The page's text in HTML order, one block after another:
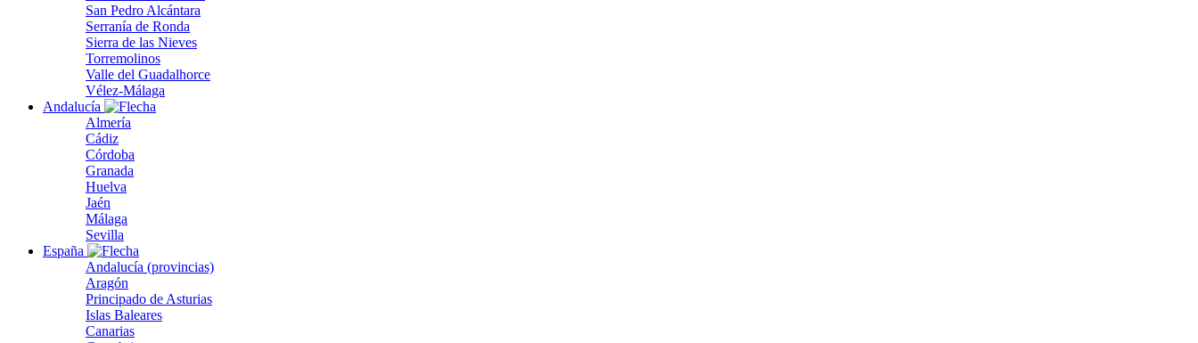
San Pedro Alcántara
Serranía de Ronda
Sierra de las Nieves
Torremolinos
Valle del Guadalhorce
Vélez-Málaga
Andalucía
Almería
Cádiz
Córdoba
Granada
Huelva
Jaén
Málaga
Sevilla
España
Andalucía (provincias)
Aragón
Principado de Asturias
Islas Baleares
Canarias